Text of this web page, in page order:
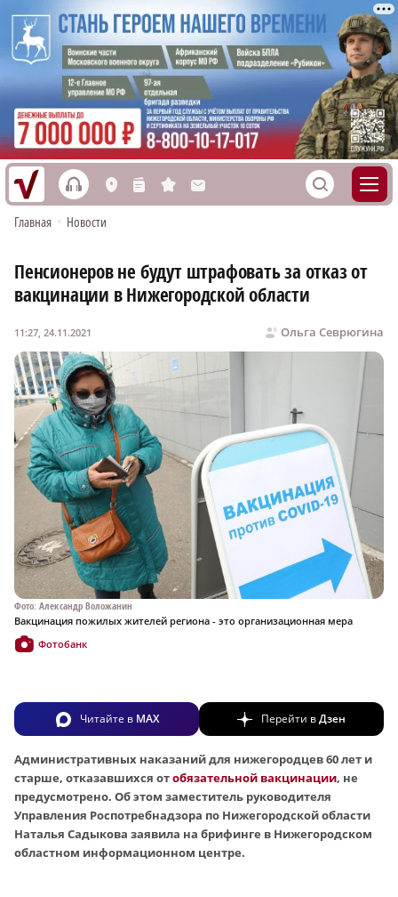
h L n s M S
Главная • Новости
Пенсионеров не будут штрафовать за отказ от
вакцинации в Нижегородской области
Ольга Севрюгина
11:27, 24.11.2021
Фото: Александр Воложанин
Вакцинация пожилых жителей региона - это организационная мера
Фотобанк
Читайте в MAX Перейти вДзен
Административных наказаний для нижегородцев 60 лет и
старше, отказавшихся отобязательной вакцинации, не
предусмотрено. Об этом заместитель руководителя
Управления Роспотребнадзора по Нижегородской области
Наталья Садыкова заявила на брифинге в Нижегородском
областном информационном центре.